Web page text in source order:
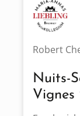
Robert
Nuits-
Vignes